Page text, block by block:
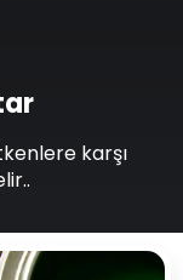
karşı